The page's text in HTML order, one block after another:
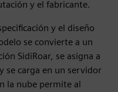
y el fabricante.
y el diseño
se convierte a un
SidiRoar, se asigna a
se carga en un servidor
la nube permite al